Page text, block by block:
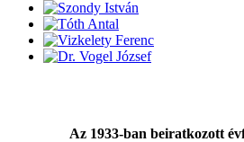
Az 1933-ban beiratkozott